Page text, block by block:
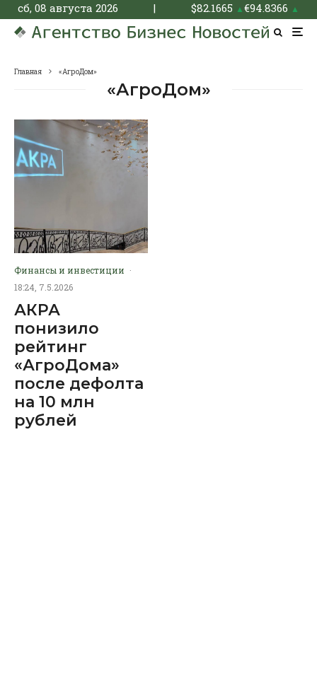
сб, 08 августа 2026 | $82.1665 ▲€94.8366 ▲
Главная «АгроДом»
«АгроДом»
Финансы и инвестиции ·
18:24, 7.5.2026
АКРА
понизило
рейтинг
«АгроДома»
после дефолта
на 10 млн
рублей